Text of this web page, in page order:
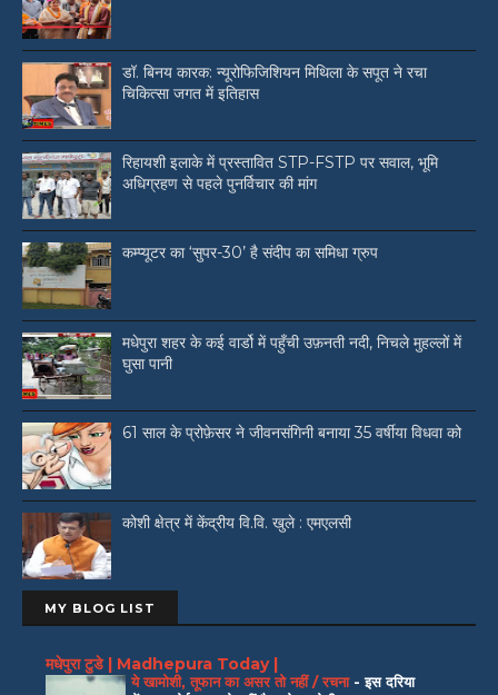
डॉ. बिनय कारक: न्यूरोफिजिशियन मिथिला के सपूत ने रचा
चिकित्सा जगत में इतिहास
रिहायशी इलाके में प्रस्तावित STP-FSTP पर सवाल, भूमि
अधिग्रहण से पहले पुनर्विचार की मांग
कम्प्यूटर का ‘सुपर-30’ है संदीप का समिधा ग्रुप
मधेपुरा शहर के कई वार्डो में पहुँची उफ़नती नदी, निचले मुहल्लों में
घुसा पानी
61 साल के प्रोफ़ेसर ने जीवनसंगिनी बनाया 35 वर्षीया विधवा को
कोशी क्षेत्र में केंद्रीय वि.वि. खुले : एमएलसी
MY BLOG LIST
मधेपुरा टुडे | Madhepura Today |
ये खामोशी, तूफान का असर तो नहीं / रचना -इस दरिया